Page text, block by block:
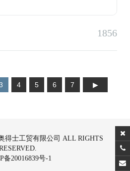
1856
4 5 6 7
得士工贸有限公司 ALL RIGHTS
备20016839号-1